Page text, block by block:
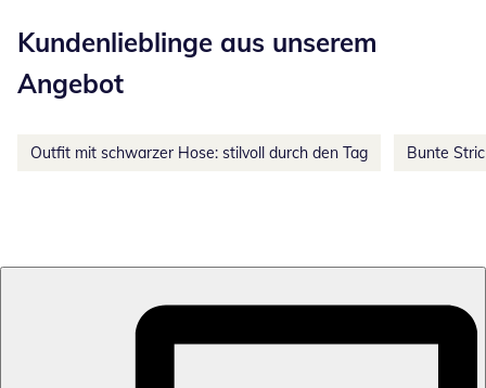
Kundenlieblinge aus unserem
Angebot
Outfit mit schwarzer Hose: stilvoll durch den Tag Bunte